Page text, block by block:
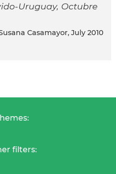
Uruguay, Octubre
Casamayor, July 2010
filters: